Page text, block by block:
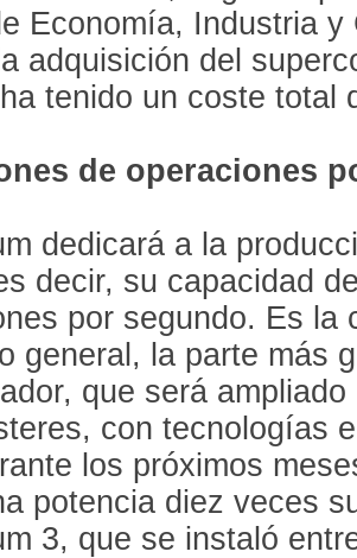
Economía, Industria y
adquisición del
tenido un coste total
de operaciones
dedicará a la
decir, su capacidad
por segundo. Es la
general, la parte más
que será
con tecnologías
los próximos
potencia diez veces
3, que se instaló